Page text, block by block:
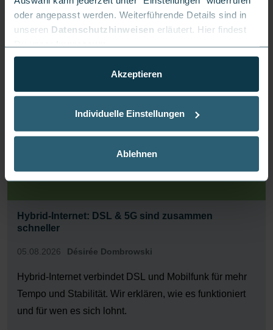
oder angepasst werden. Weiterführende Details sind in
unseren Datenschutzhinweisen erläutert. Hier findest
Du unserImpressum.
Akzeptieren
Individuelle Einstellungen
Ablehnen
Aus der Rubrik Internet Alle Artikel
Hybrid-Internet: DSL & 5G sind zusammen
schneller
05.08.2026 Désirée Dombrowski
Hybrid-Internet verbindet DSL und Mobilfunk für mehr
Tempo und Stabilität. Wir erklären, wie es funktioniert
und für wen es sich lohnt.